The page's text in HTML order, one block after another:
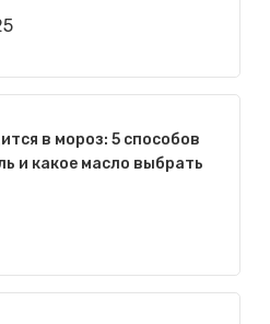
в мороз: 5 способов
и какое масло выбрать